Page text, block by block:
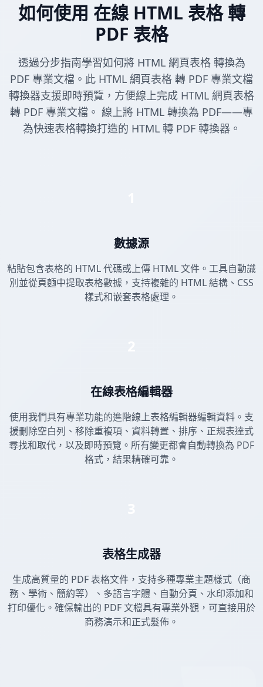
如何使用 在線 HTML 表格 轉
PDF 表格
透過分步指南學習如何將 HTML 網頁表格 轉換為
PDF 專業文檔。此 HTML 網頁表格 轉 PDF 專業文檔
轉換器支援即時預覽，方便線上完成 HTML 網頁表格
轉 PDF 專業文檔。 線上將 HTML 轉換為 PDF——專
為快速表格轉換打造的 HTML 轉 PDF 轉換器。
數據源
粘貼包含表格的 HTML 代碼或上傳 HTML 文件。工具自動識
別並從頁麵中提取表格數據，支持複雜的 HTML 結構、CSS
樣式和嵌套表格處理。
在線表格編輯器
使用我們具有專業功能的進階線上表格編輯器編輯資料。支
援刪除空白列、移除重複項、資料轉置、排序、正規表達式
尋找和取代，以及即時預覽。所有變更都會自動轉換為 PDF
格式，結果精確可靠。
表格生成器
生成高質量的 PDF 表格文件，支持多種專業主題樣式（商
務、學術、簡約等）、多語言字體、自動分頁、水印添加和
打印優化。確保輸出的 PDF 文檔具有專業外觀，可直接用於
商務演示和正式髮佈。